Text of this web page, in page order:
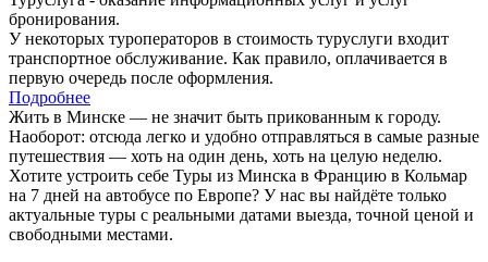
бронирования.
У некоторых туроператоров в стоимость туруслуги входит
транспортное обслуживание. Как правило, оплачивается в
первую очередь после оформления.
Подробнее
Жить в Минске — не значит быть прикованным к городу.
Наоборот: отсюда легко и удобно отправляться в самые разные
путешествия — хоть на один день, хоть на целую неделю.
Хотите устроить себе Туры из Минска в Францию в Кольмар
на 7 дней на автобусе по Европе? У нас вы найдёте только
актуальные туры с реальными датами выезда, точной ценой и
свободными местами.